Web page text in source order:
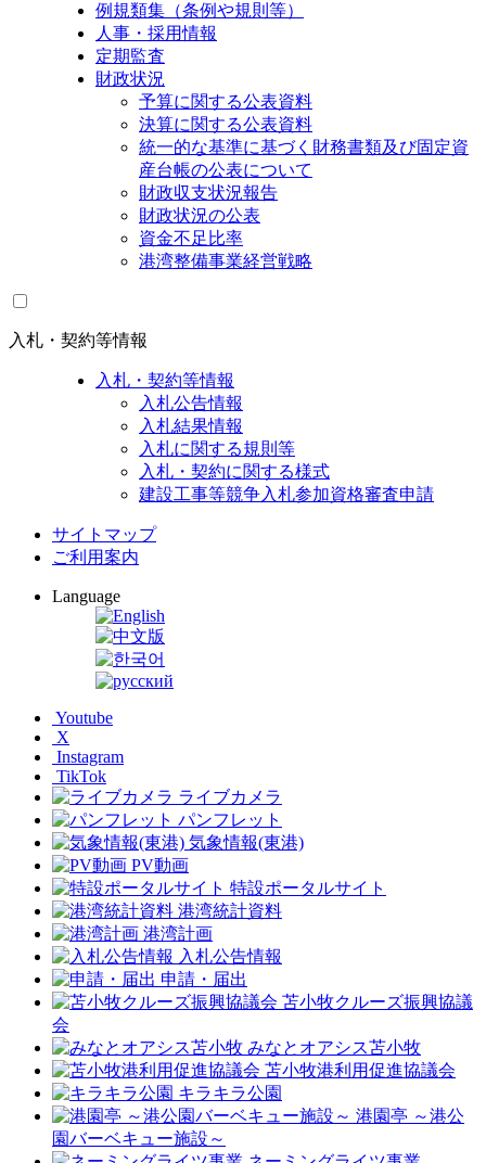
例規類集（条例や規則等）
人事・採用情報
定期監査
財政状況
予算に関する公表資料
決算に関する公表資料
統一的な基準に基づく財務書類及び固定資
産台帳の公表について
財政収支状況報告
財政状況の公表
資金不足比率
港湾整備事業経営戦略
入札・契約等情報
入札・契約等情報
入札公告情報
入札結果情報
入札に関する規則等
入札・契約に関する様式
建設工事等競争入札参加資格審査申請
サイトマップ
ご利用案内
Language
Youtube
X
Instagram
TikTok
ライブカメラ
パンフレット
気象情報(東港)
PV動画
特設ポータルサイト
港湾統計資料
港湾計画
入札公告情報
申請・届出
苫小牧クルーズ振興協議
会
みなとオアシス苫小牧
苫小牧港利用促進協議会
キラキラ公園
港園亭 ～港公
園バーベキュー施設～